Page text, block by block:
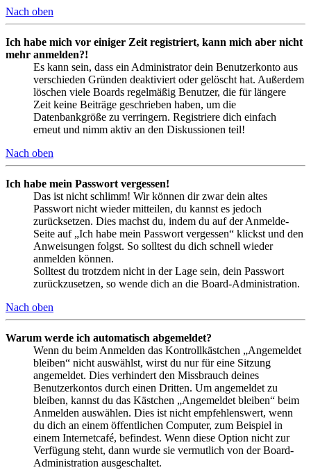
Nach oben
Ich habe mich vor einiger Zeit registriert, kann mich aber nicht
mehr anmelden?!
Es kann sein, dass ein Administrator dein Benutzerkonto aus
verschieden Gründen deaktiviert oder gelöscht hat. Außerdem
löschen viele Boards regelmäßig Benutzer, die für längere
Zeit keine Beiträge geschrieben haben, um die
Datenbankgröße zu verringern. Registriere dich einfach
erneut und nimm aktiv an den Diskussionen teil!
Nach oben
Ich habe mein Passwort vergessen!
Das ist nicht schlimm! Wir können dir zwar dein altes
Passwort nicht wieder mitteilen, du kannst es jedoch
zurücksetzen. Dies machst du, indem du auf der Anmelde-
Seite auf „Ich habe mein Passwort vergessen“ klickst und den
Anweisungen folgst. So solltest du dich schnell wieder
anmelden können.
Solltest du trotzdem nicht in der Lage sein, dein Passwort
zurückzusetzen, so wende dich an die Board-Administration.
Nach oben
Warum werde ich automatisch abgemeldet?
Wenn du beim Anmelden das Kontrollkästchen „Angemeldet
bleiben“ nicht auswählst, wirst du nur für eine Sitzung
angemeldet. Dies verhindert den Missbrauch deines
Benutzerkontos durch einen Dritten. Um angemeldet zu
bleiben, kannst du das Kästchen „Angemeldet bleiben“ beim
Anmelden auswählen. Dies ist nicht empfehlenswert, wenn
du dich an einem öffentlichen Computer, zum Beispiel in
einem Internetcafé, befindest. Wenn diese Option nicht zur
Verfügung steht, dann wurde sie vermutlich von der Board-
Administration ausgeschaltet.